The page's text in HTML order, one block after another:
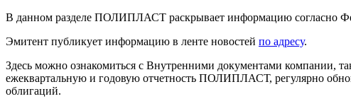
В данном разделе ПОЛИПЛАСТ раскрывает информацию согласно
Эмитент публикует информацию в ленте новостей по адресу.
Здесь можно ознакомиться с Внутренними документами компании,
ежеквартальную и годовую отчетность ПОЛИПЛАСТ, регулярно
облигаций.